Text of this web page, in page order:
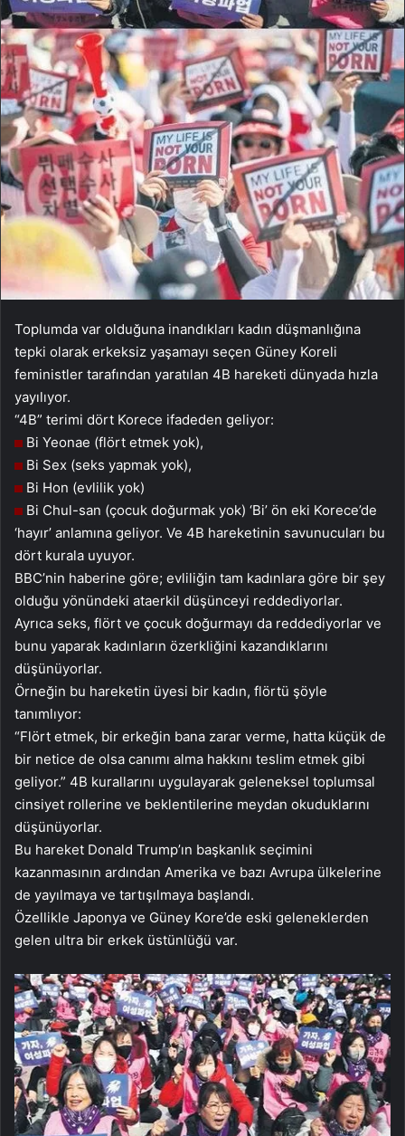
Toplumda var olduğuna inandıkları kadın düşmanlığına
tepki olarak erkeksiz yaşamayı seçen Güney Koreli
feministler tarafından yaratılan 4B hareketi dünyada hızla
yayılıyor.
“4B” terimi dört Korece ifadeden geliyor:
Bi Yeonae (flört etmek yok),
Bi Sex (seks yapmak yok),
Bi Hon (evlilik yok)
Bi Chul-san (çocuk doğurmak yok) ‘Bi’ ön eki Korece’de
‘hayır’ anlamına geliyor. Ve 4B hareketinin savunucuları bu
dört kurala uyuyor.
BBC’nin haberine göre; evliliğin tam kadınlara göre bir şey
olduğu yönündeki ataerkil düşünceyi reddediyorlar.
Ayrıca seks, flört ve çocuk doğurmayı da reddediyorlar ve
bunu yaparak kadınların özerkliğini kazandıklarını
düşünüyorlar.
Örneğin bu hareketin üyesi bir kadın, flörtü şöyle
tanımlıyor:
“Flört etmek, bir erkeğin bana zarar verme, hatta küçük de
bir netice de olsa canımı alma hakkını teslim etmek gibi
geliyor.” 4B kurallarını uygulayarak geleneksel toplumsal
cinsiyet rollerine ve beklentilerine meydan okuduklarını
düşünüyorlar.
Bu hareket Donald Trump’ın başkanlık seçimini
kazanmasının ardından Amerika ve bazı Avrupa ülkelerine
de yayılmaya ve tartışılmaya başlandı.
Özellikle Japonya ve Güney Kore’de eski geleneklerden
gelen ultra bir erkek üstünlüğü var.